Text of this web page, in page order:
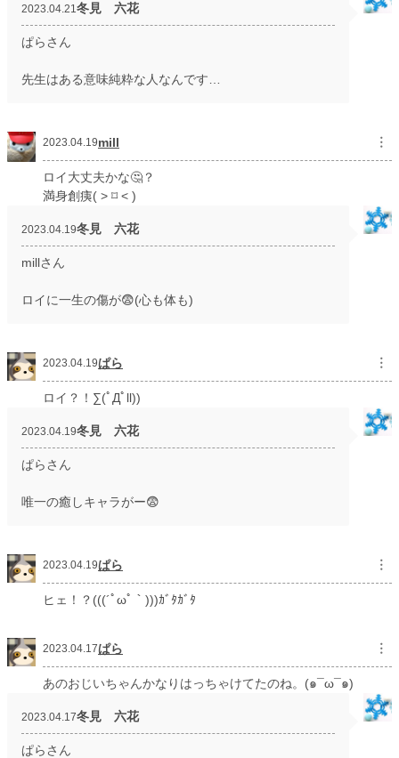
2023.04.21 冬見 六花
ぱらさん
先生はある意味純粋な人なんです…
2023.04.19mill ︙
ロイ大丈夫かな🤔？
満身創痍( ˃ ⌑ ˂ )
2023.04.19冬見 六花
millさん
ロイに一生の傷が😨(心も体も)
2023.04.19ぱら ︙
ロイ？！∑(ﾟДﾟll))
2023.04.19冬見 六花
ぱらさん
唯一の癒しキャラがー😨
2023.04.19ぱら ︙
ヒェ！？(((´ﾟωﾟ｀)))ｶﾞﾀｶﾞﾀ
2023.04.17ぱら ︙
あのおじいちゃんかなりはっちゃけてたのね。(๑¯ω¯๑)
2023.04.17冬見 六花
ぱらさん